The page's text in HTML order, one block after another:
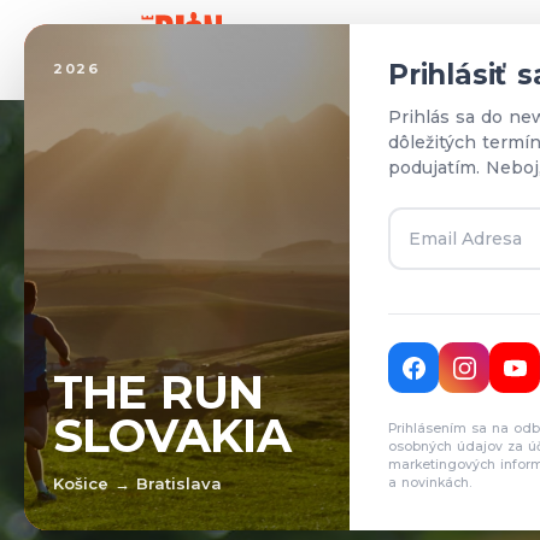
2026
THE RUN
SLOVAKIA
Košice → Bratislava
Prihlásiť
Prihlás sa do
dôležitých
podujatím.
Prihlásením sa na
osobných údajov za
marketingových
a novinkách.